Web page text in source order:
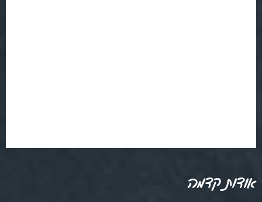
אודות קדמה